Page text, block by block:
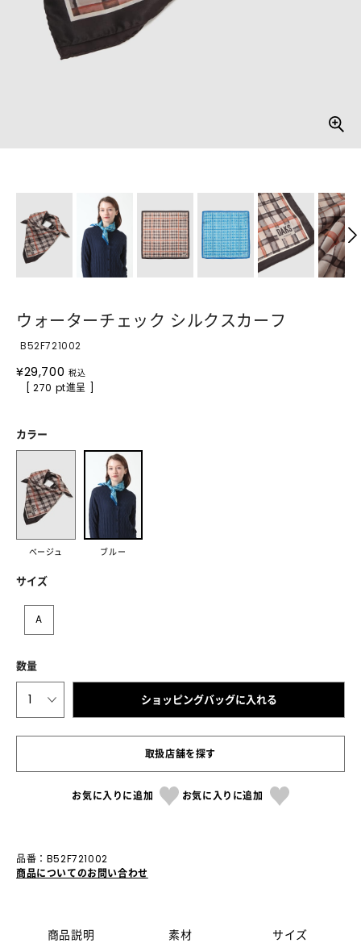
ウォーターチェック シルクスカーフ
B52F721002
¥29,700 税込
[ 270 pt進呈 ]
カラー
ベージュ ブルー
サイズ
A
数量
1 ショッピングバッグに入れる
取扱店舗を探す
お気に入りに追加 お気に入りに追加
品番：B52F721002
商品についてのお問い合わせ
商品説明 素材 サイズ